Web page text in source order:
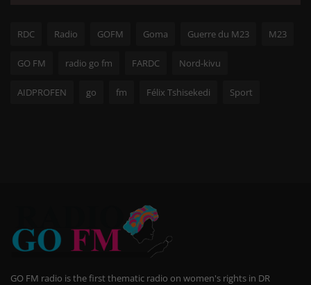
RDC Radio GOFM Goma Guerre du M23 M23
GO FM radio go fm FARDC Nord-kivu
AIDPROFEN go fm Félix Tshisekedi Sport
GO FM radio is the first thematic radio on women's rights in DR